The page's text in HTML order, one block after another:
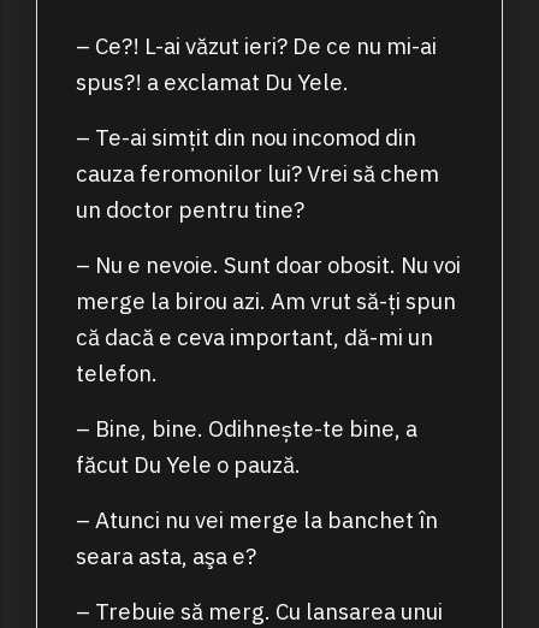
– Ce?! L-ai văzut ieri? De ce nu mi-ai
spus?! a exclamat Du Yele.
– Te-ai simțit din nou incomod din
cauza feromonilor lui? Vrei să chem
un doctor pentru tine?
– Nu e nevoie. Sunt doar obosit. Nu voi
merge la birou azi. Am vrut să-ți spun
că dacă e ceva important, dă-mi un
telefon.
– Bine, bine. Odihnește-te bine, a
făcut Du Yele o pauză.
– Atunci nu vei merge la banchet în
seara asta, aşa e?
– Trebuie să merg. Cu lansarea unui